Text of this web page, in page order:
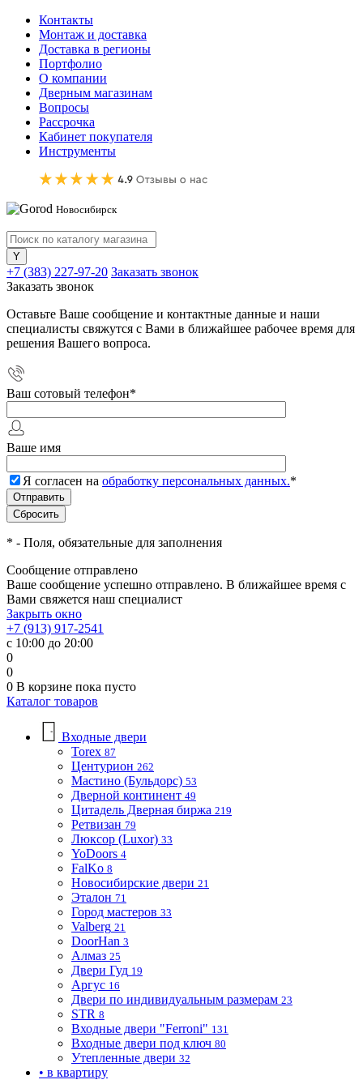
Контакты
Монтаж и доставка
Доставка в регионы
Портфолио
О компании
Дверным магазинам
Вопросы
Рассрочка
Кабинет покупателя
Инструменты
Новосибирск
+7 (383) 227-97-20 Заказать звонок
Заказать звонок
Оставьте Ваше сообщение и контактные данные и наши
специалисты свяжутся с Вами в ближайшее рабочее время для
решения Вашего вопроса.
Ваш сотовый телефон*
Ваше имя
Я согласен на обработку персональных данных.*
* - Поля, обязательные для заполнения
Сообщение отправлено
Ваше сообщение успешно отправлено. В ближайшее время с
Вами свяжется наш специалист
Закрыть окно
+7 (913) 917-2541
с 10:00 до 20:00
0
0
0 В корзине пока пусто
Каталог товаров
Входные двери
Torex 87
Центурион 262
Мастино (Бульдорс) 53
Дверной континент 49
Цитадель Дверная биржа 219
Ретвизан 79
Люксор (Luxor) 33
YoDoors 4
FalKo 8
Новосибирские двери 21
Эталон 71
Город мастеров 33
Valberg 21
DoorHan 3
Алмаз 25
Двери Гуд 19
Аргус 16
Двери по индивидуальным размерам 23
STR 8
Входные двери "Ferroni" 131
Входные двери под ключ 80
Утепленные двери 32
• в квартиру